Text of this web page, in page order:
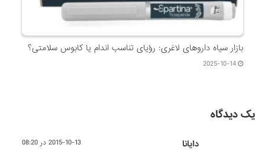
بازار سیاه داروهای لاغری: رؤیای تناسب اندام یا کابوس سلامتی؟
2025-10-14
یک دیدگاه
دایانا 2015-10-13 در 08:20